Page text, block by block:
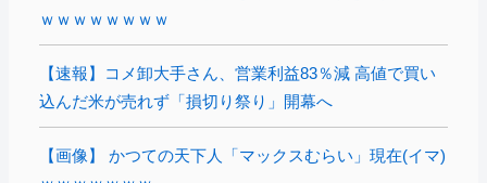
ｗｗｗｗｗｗｗｗ
【速報】コメ卸大手さん、営業利益83％減 高値で買い
込んだ米が売れず「損切り祭り」開幕へ
【画像】 かつての天下人「マックスむらい」現在(イマ)